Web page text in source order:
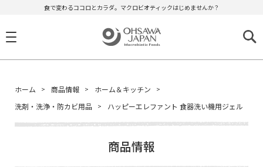
食で変わるココロとカラダ。マクロビオティックはじめませんか？
ホーム 商品情報
ホーム＆キッチン
洗剤・洗浄・防カビ用品
ハッピーエレファント 食器洗い機用ジェル
商品情報